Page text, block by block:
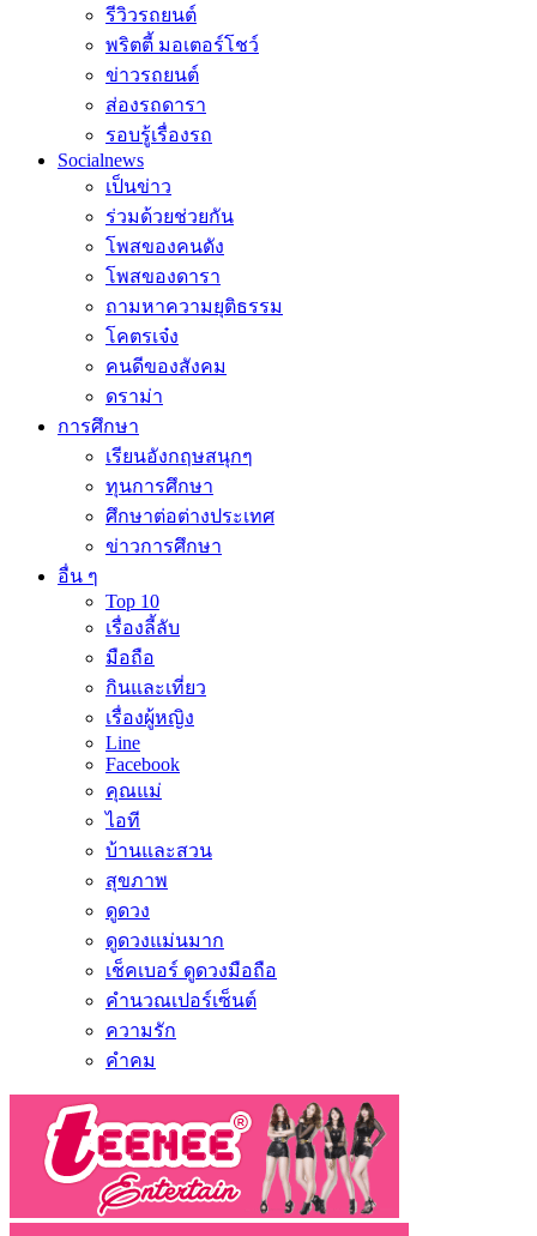
รีวิวรถยนต์
พริตตี้ มอเตอร์โชว์
ข่าวรถยนต์
ส่องรถดารา
รอบรู้เรื่องรถ
Socialnews
เป็นข่าว
ร่วมด้วยช่วยกัน
โพสของคนดัง
โพสของดารา
ถามหาความยุติธรรม
โคตรเจ๋ง
คนดีของสังคม
ดราม่า
การศึกษา
เรียนอังกฤษสนุกๆ
ทุนการศึกษา
ศึกษาต่อต่างประเทศ
ข่าวการศึกษา
อื่น ๆ
Top 10
เรื่องลี้ลับ
มือถือ
กินและเที่ยว
เรื่องผู้หญิง
Line
Facebook
คุณแม่
ไอที
บ้านและสวน
สุขภาพ
ดูดวง
ดูดวงแม่นมาก
เช็คเบอร์ ดูดวงมือถือ
คำนวณเปอร์เซ็นต์
ความรัก
คำคม